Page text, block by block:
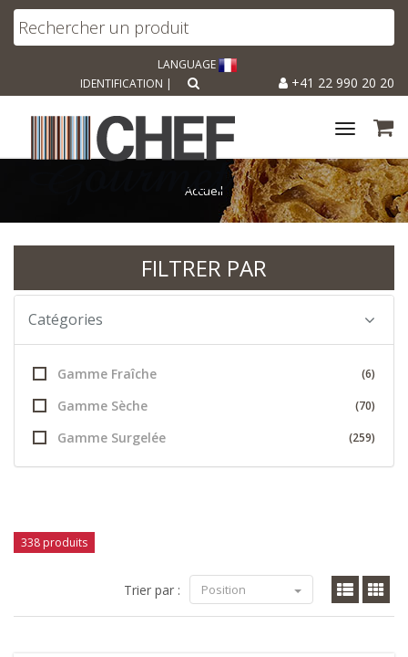
LANGUAGE
+41 22 990 20 20
IDENTIFICATION |
Toggle
Accueil
FILTRER PAR
Catégories
Gamme Fraîche (6)
Gamme Sèche (70)
Gamme Surgelée (259)
338 produits
Trier par : Position